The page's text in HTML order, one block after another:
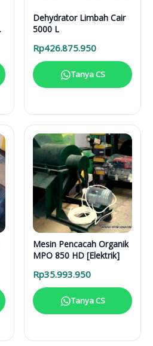
Dehydrator Limbah Cair
5000 L
Rp426.875.950
Tanya CS
Mesin Pencacah Organik
MPO 850 HD [Elektrik]
Rp35.993.950
Tanya CS